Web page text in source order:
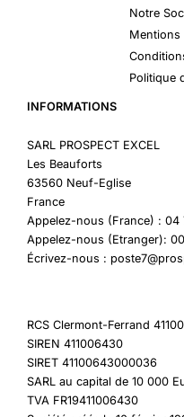
Notre
Mentions
Politique
INFORMATIONS
SARL PROSPECT EXCEL
Les Beauforts
63560 Neuf-Eglise
France
Appelez-nous (France) : 04
Appelez-nous (Etranger):
Écrivez-nous :
RCS Clermont-Ferrand
SIREN 411006430
SIRET 41100643000036
SARL au capital de 10 000
TVA FR19411006430